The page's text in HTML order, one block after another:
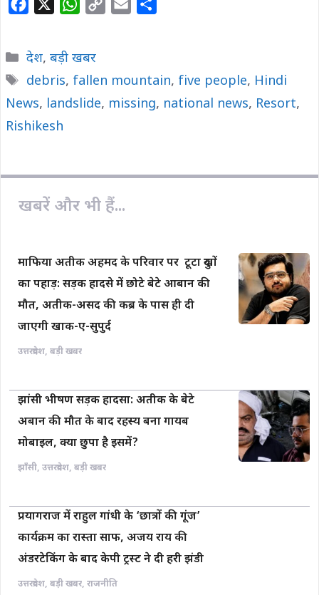
e
b
o
o
W
t
s
A
L
l
e
Categories
देश, बड़ी खबर
Tags
debris, fallen mountain, five people, Hindi
News, landslide, missing, national news, Resort,
Rishikesh
खबरें और भी हैं...
माफिया अतीक अहमद के परिवार पर टूटा दुखों
का पहाड़: सड़क हादसे में छोटे बेटे आबान की
मौत, अतीक-असद की कब्र के पास ही दी
जाएगी खाक-ए-सुपुर्द
उत्तरप्रदेश, बड़ी खबर
झांसी भीषण सड़क हादसा: अतीक के बेटे
अबान की मौत के बाद रहस्य बना गायब
मोबाइल, क्या छुपा है इसमें?
झाँसी, उत्तरप्रदेश, बड़ी खबर
प्रयागराज में राहुल गांधी के ‘छात्रों की गूंज’
कार्यक्रम का रास्ता साफ, अजय राय की
अंडरटेकिंग के बाद केपी ट्रस्ट ने दी हरी झंडी
उत्तरप्रदेश, बड़ी खबर, राजनीति